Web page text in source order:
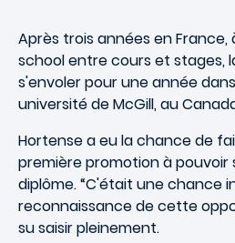
Après trois années en France,
school entre cours et stages,
s'envoler pour une année
université de McGill, au
Hortense a eu la chance de
première promotion à pouvoir
diplôme. “C'était une chance
reconnaissance de cette
su saisir pleinement.